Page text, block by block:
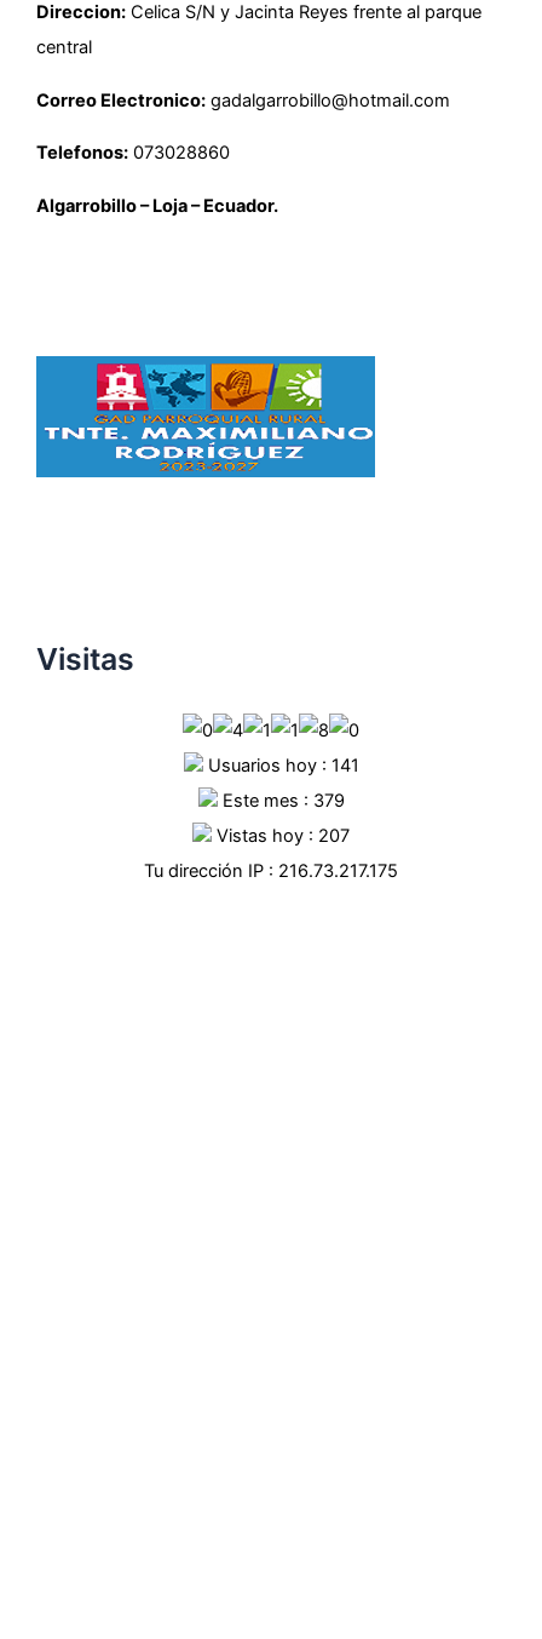
Direccion: Celica S/N y Jacinta Reyes frente al parque
central
Correo Electronico: gadalgarrobillo@hotmail.com
Telefonos: 073028860
Algarrobillo – Loja – Ecuador.
Visitas
Usuarios hoy : 141
Este mes : 379
Vistas hoy : 207
Tu dirección IP : 216.73.217.175